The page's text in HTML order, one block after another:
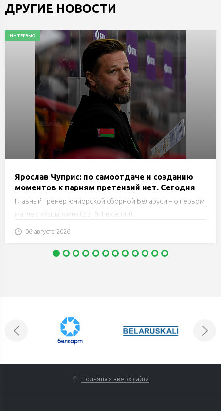
ДРУГИЕ НОВОСТИ
ИНТЕРВЬЮ
Ярослав Чуприс: по самоотдаче и созданию
моментов к парням претензий нет. Сегодня
основной проблемой была реализация
Главный тренер юниорской сборной Беларуси – о первом
матче с «Рыцарями» (2:3, 0-1 в серии).
06 августа 2026
Подняться вверх сайта